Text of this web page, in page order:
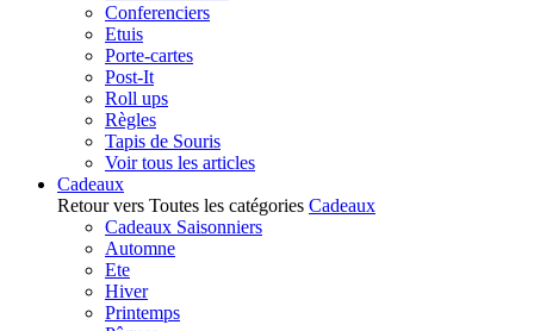
Conferenciers
Etuis
Porte-cartes
Post-It
Roll ups
Règles
Tapis de Souris
Voir tous les articles
Cadeaux
Retour vers Toutes les catégories Cadeaux
Cadeaux Saisonniers
Automne
Ete
Hiver
Printemps